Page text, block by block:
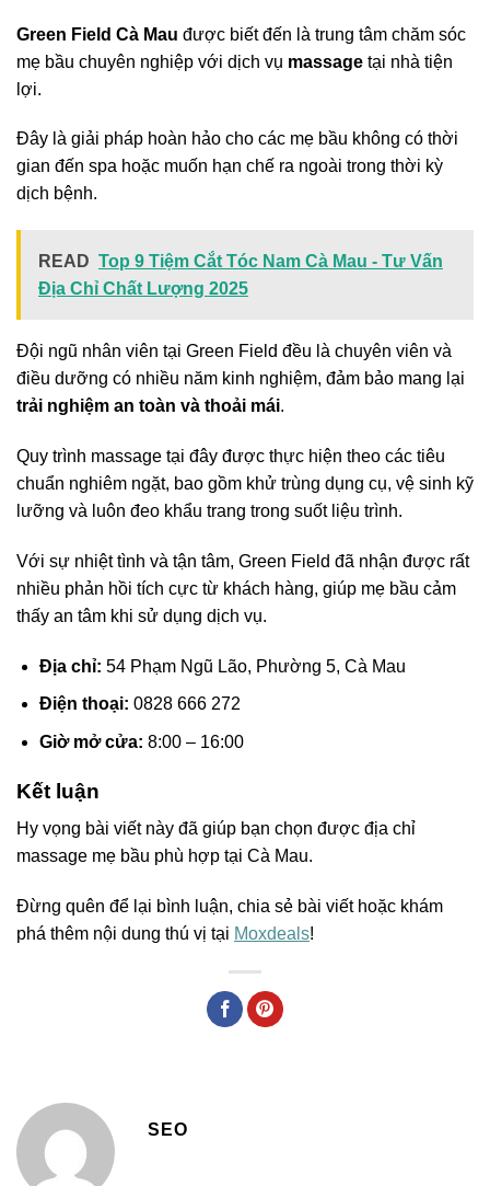
Green Field Cà Mau được biết đến là trung tâm chăm sóc
mẹ bầu chuyên nghiệp với dịch vụ massage tại nhà tiện
lợi.
Đây là giải pháp hoàn hảo cho các mẹ bầu không có thời
gian đến spa hoặc muốn hạn chế ra ngoài trong thời kỳ
dịch bệnh.
READ Top 9 Tiệm Cắt Tóc Nam Cà Mau - Tư Vấn
Địa Chỉ Chất Lượng 2025
Đội ngũ nhân viên tại Green Field đều là chuyên viên và
điều dưỡng có nhiều năm kinh nghiệm, đảm bảo mang lại
trải nghiệm an toàn và thoải mái.
Quy trình massage tại đây được thực hiện theo các tiêu
chuẩn nghiêm ngặt, bao gồm khử trùng dụng cụ, vệ sinh kỹ
lưỡng và luôn đeo khẩu trang trong suốt liệu trình.
Với sự nhiệt tình và tận tâm, Green Field đã nhận được rất
nhiều phản hồi tích cực từ khách hàng, giúp mẹ bầu cảm
thấy an tâm khi sử dụng dịch vụ.
Địa chỉ: 54 Phạm Ngũ Lão, Phường 5, Cà Mau
Điện thoại: 0828 666 272
Giờ mở cửa: 8:00 – 16:00
Kết luận
Hy vọng bài viết này đã giúp bạn chọn được địa chỉ
massage mẹ bầu phù hợp tại Cà Mau.
Đừng quên để lại bình luận, chia sẻ bài viết hoặc khám
phá thêm nội dung thú vị tại Moxdeals!
SEO